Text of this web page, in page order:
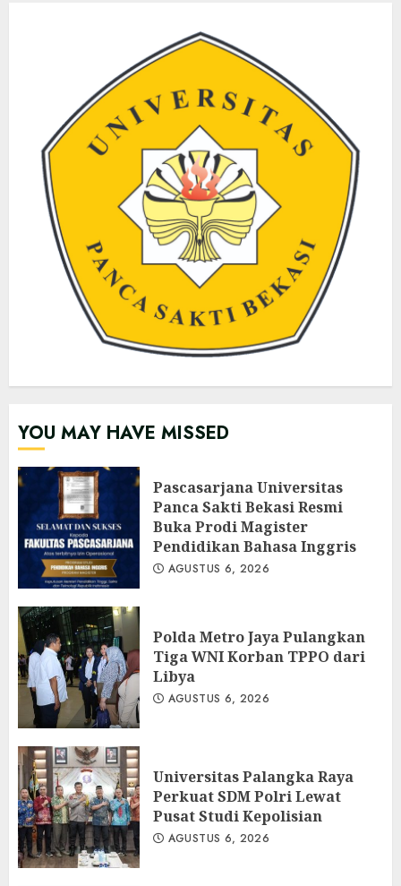
YOU MAY HAVE MISSED
Pascasarjana Universitas
Panca Sakti Bekasi Resmi
Buka Prodi Magister
Pendidikan Bahasa Inggris
AGUSTUS 6, 2026
Polda Metro Jaya Pulangkan
Tiga WNI Korban TPPO dari
Libya
AGUSTUS 6, 2026
Universitas Palangka Raya
Perkuat SDM Polri Lewat
Pusat Studi Kepolisian
AGUSTUS 6, 2026